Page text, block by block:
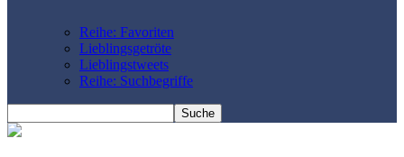
Reihe: Favoriten
Lieblingsgetröte
Lieblingstweets
Reihe: Suchbegriffe